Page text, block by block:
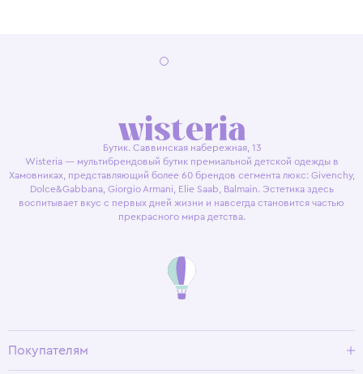
Бутик. Саввинская набережная, 13
Wisteria — мультибрендовый бутик премиальной детской одежды в
Хамовниках, представляющий более 60 брендов сегмента люкс: Givenchy,
Dolce&Gabbana, Giorgio Armani, Elie Saab, Balmain. Эстетика здесь
воспитывает вкус с первых дней жизни и навсегда становится частью
прекрасного мира детства.
Покупателям